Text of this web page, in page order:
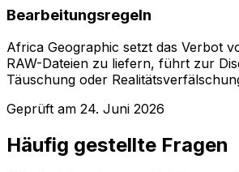
Bearbeitungsregeln
Africa Geographic setzt das Verbot
RAW-Dateien zu liefern, führt zur
Täuschung oder
Geprüft am 24. Juni 2026
Häufig gestellte Fragen